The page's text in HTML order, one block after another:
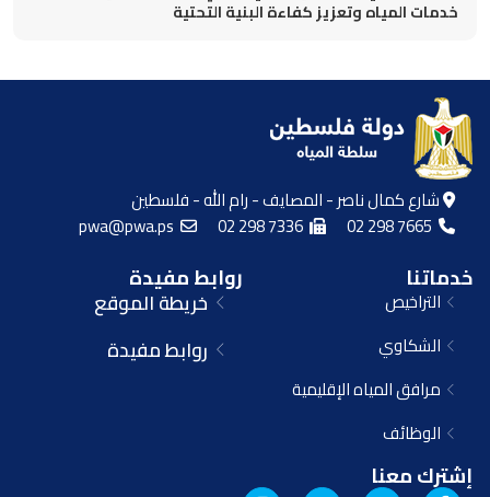
خدمات المياه وتعزيز كفاءة البنية التحتية
شارع كمال ناصر - المصايف - رام الله - فلسطين
02 298 7665
02 298 7336
خدماتنا
التراخيص
الشكاوي
مرافق المياه الإقليمية
الوظائف
روابط مفيدة
خريطة الموقع
روابط مفيدة
إشترك معنا